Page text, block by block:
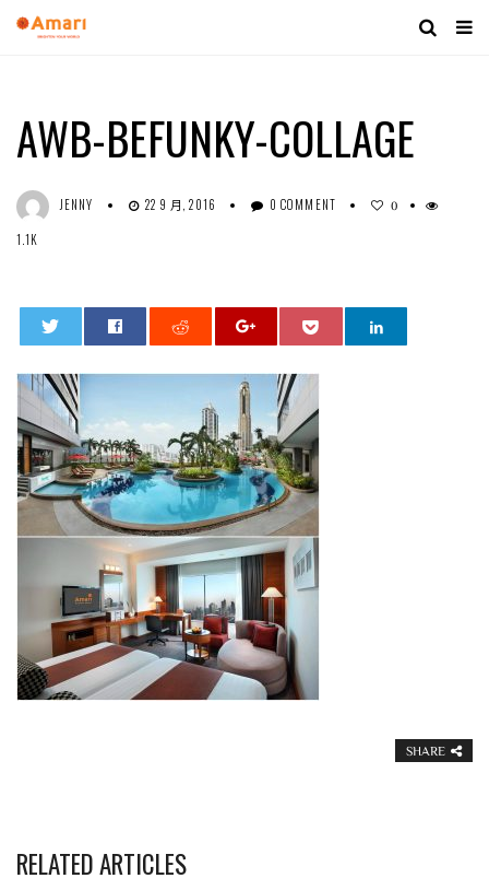
AWB-BEFUNKY-COLLAGE
JENNY 22 9 月, 2016 0 COMMENT 0
1.1K
SHARE
RELATED ARTICLES